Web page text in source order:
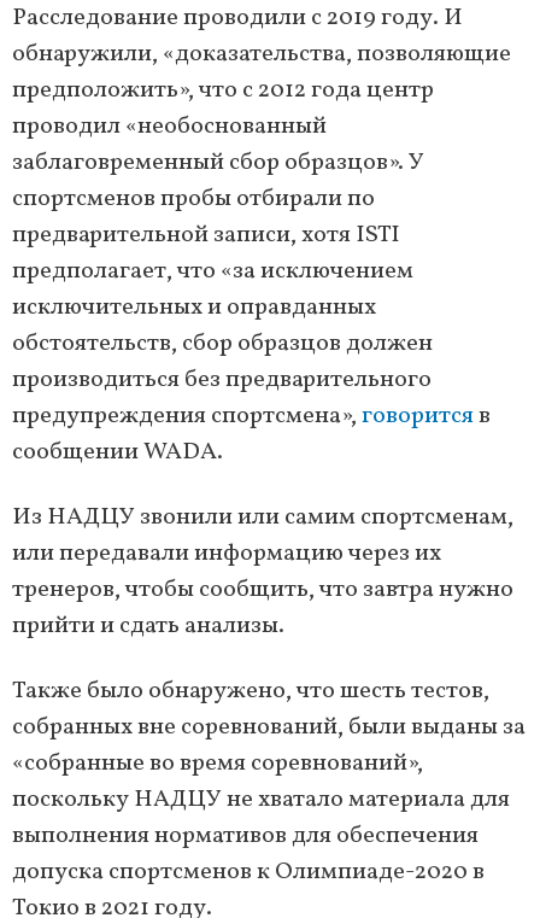
Расследование проводили с 2019 году. И
обнаружили, «доказательства, позволяющие
предположить», что с 2012 года центр
проводил «необоснованный
заблаговременный сбор образцов». У
спортсменов пробы отбирали по
предварительной записи, хотя ISTI
предполагает, что «за исключением
исключительных и оправданных
обстоятельств, сбор образцов должен
производиться без предварительного
предупреждения спортсмена»,говоритсяв
сообщении WADA.
Из НАДЦУ звонили или самим спортсменам,
или передавали информацию через их
тренеров, чтобы сообщить, что завтра нужно
прийти и сдать анализы.
Также было обнаружено, что шесть тестов,
собранных вне соревнований, были выданы за
«собранные во время соревнований»,
поскольку НАДЦУ не хватало материала для
выполнения нормативов для обеспечения
допуска спортсменов к Олимпиаде-2020 в
Токио в 2021 году.